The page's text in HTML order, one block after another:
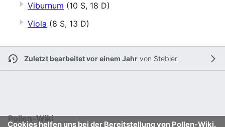
Viburnum (10 S, 18 D)
Viola (8 S, 13 D)
Zuletzt bearbeitet vor einem Jahr von Stebler
Cookies helfen uns bei der Bereitstellung von Pollen-Wiki.
Pollen-Wiki